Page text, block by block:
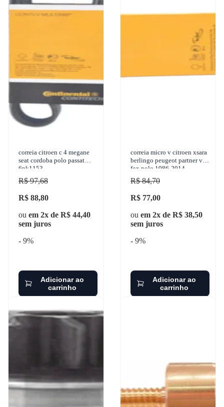
correia citroen c 4 megane
seat cordoba polo passat
6pk1153
R$ 97,68
R$ 88,80
ou em 2x de R$ 44,40
sem juros
- 9%
Adicionar ao
carrinho
correia micro v citroen xsara
berlingo peugeot partner vw
fox polo 1986-2014
contitech - 6pk1078
R$ 84,70
R$ 77,00
ou em 2x de R$ 38,50
sem juros
- 9%
Adicionar ao
carrinho